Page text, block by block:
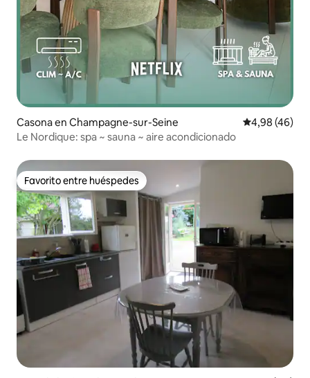
Casona en Champagne-sur-Seine Calificación
4,98 (46)
Le Nordique: spa ~ sauna ~ aire acondicionado
Favorito entre huéspedes
Favorito entre huéspedes